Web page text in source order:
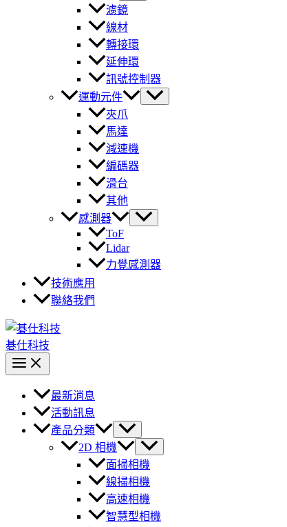
濾鏡
線材
轉接環
延伸環
訊號控制器
運動元件
夾爪
馬達
減速機
編碼器
滑台
其他
感測器
ToF
Lidar
力覺感測器
技術應用
聯絡我們
碁仕科技
最新消息
活動訊息
產品分類
2D 相機
面掃相機
線掃相機
高速相機
智慧型相機